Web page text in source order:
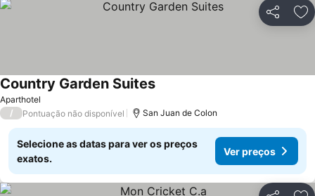
Partilhar
Aparthotel
Country Garden SuitesVer preços
/ Pontuação não disponível San Juan de Colon
Selecione as datas para ver os preços
exatos.
Ver preços